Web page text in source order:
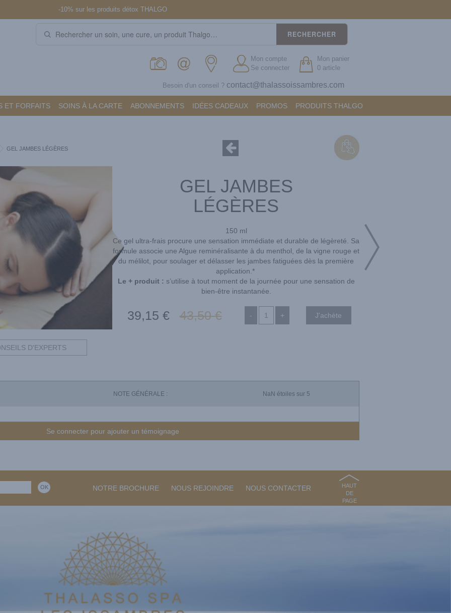
ET FORFAITS SOINS À LA CARTE ABONNEMENTS IDÉES CADEAUX PROMOS PRODUITS THALGO
-10% sur les produits détox THALGO
Besoin d'un conseil ? contact@thalassoissambres.com
RECHERCHER
Mon compte
Se connecter
Mon panier
0 article
GEL JAMBES LÉGÈRES
GEL JAMBES
LÉGÈRES
150 ml
Ce gel ultra-frais procure une sensation immédiate et durable de légèreté. Sa
formule associe une Algue reminéralisante à du menthol, de la vigne rouge et
du mélilot, pour soulager et délasser les jambes fatiguées dès la première
application.*
Le + produit : s’utilise à tout moment de la journée pour une sensation de
bien-être instantanée.
39,15 € 43,50 € - +
D'EXPERTS
NOTE GÉNÉRALE : NaN étoiles sur 5
Se connecter pour ajouter un témoignage
NOTRE BROCHURE NOUS REJOINDRE NOUS CONTACTER
HAUT
DE
PAGE